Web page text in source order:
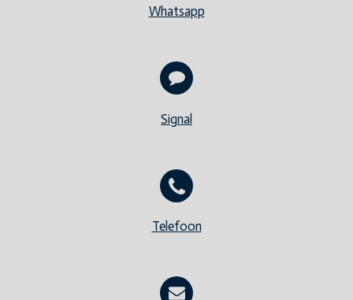
Whatsapp
Signal
Telefoon